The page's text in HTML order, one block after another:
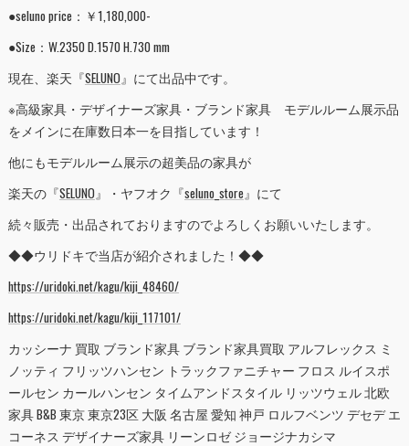
●seluno price：￥1,180,000-
●Size：W.2350 D.1570 H.730 mm
現在、楽天『SELUNO』にて出品中です。
※高級家具・デザイナーズ家具・ブランド家具 モデルルーム展示品
をメインに在庫数日本一を目指しています！
他にもモデルルーム展示の超美品の家具が
楽天の『SELUNO』・ヤフオク『seluno_store』にて
続々販売・出品されておりますのでよろしくお願いいたします。
◆◆ウリドキで当店が紹介されました！◆◆
https://uridoki.net/kagu/kiji_48460/
https://uridoki.net/kagu/kiji_117101/
カッシーナ 買取 ブランド家具 ブランド家具買取 アルフレックス ミ
ノッティ フリッツハンセン トラックファニチャー フロス ルイスポ
ールセン カールハンセン タイムアンドスタイル リッツウェル 北欧
家具 B&B 東京 東京23区 大阪 名古屋 愛知 神戸 ロルフベンツ デセデ エ
コーネス デザイナーズ家具 リーンロゼ ジョージナカシマ